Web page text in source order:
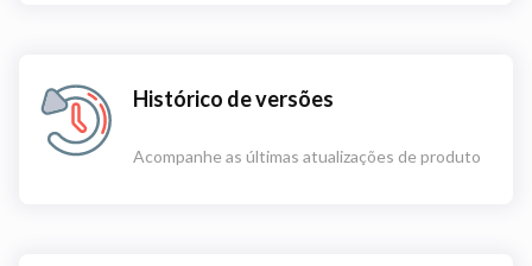
Histórico de versões
Acompanhe as últimas atualizações de produto